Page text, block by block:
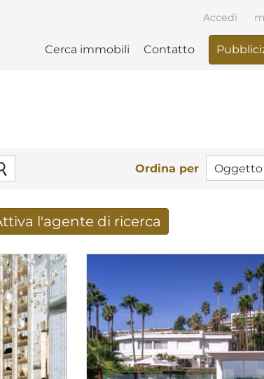
Cerca immobili Contatto
Accedi
Ordina per
l'agente di ricerca